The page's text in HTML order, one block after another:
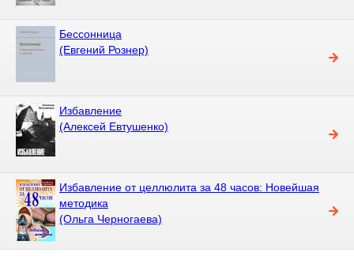
Бессонница
(Евгений Рознер)
Избавление
(Алексей Евтушенко)
Избавление от целлюлита за 48 часов: Новейшая
методика
(Ольга Черногаева)